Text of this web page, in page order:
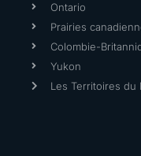
Ontario
Prairies
Colombie-
Yukon
Les Territoires